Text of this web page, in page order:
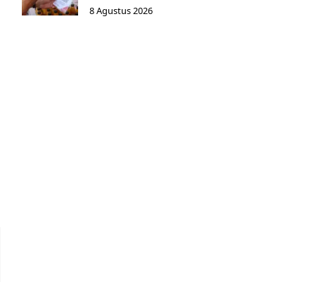
8 Agustus 2026